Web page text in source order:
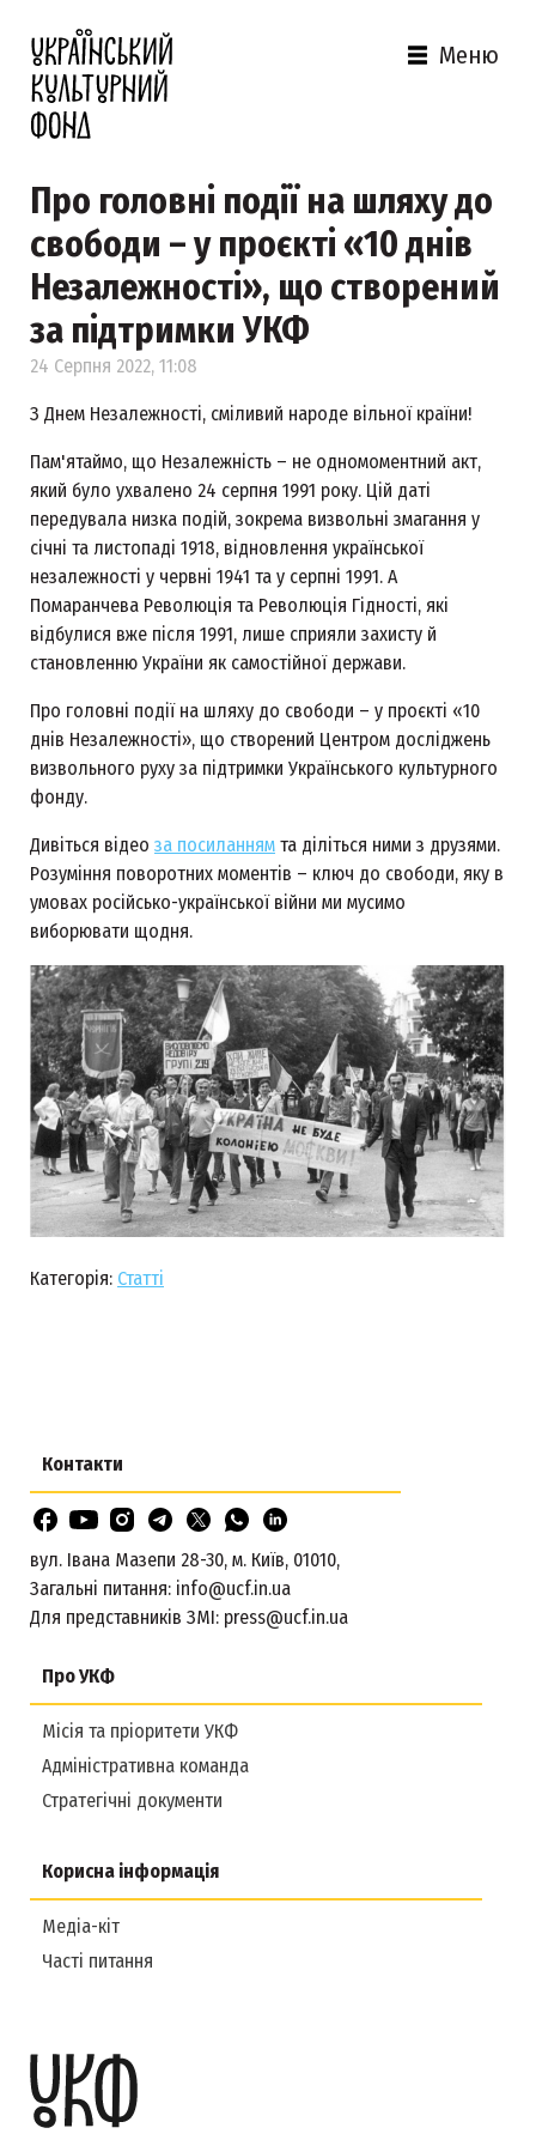
Меню
Про головні події на шляху до
свободи – у проєкті «10 днів
Незалежності», що створений
за підтримки УКФ
24 Серпня 2022, 11:08
З Днем Незалежності, сміливий народе вільної країни!
Пам'ятаймо, що Незалежність – не одномоментний акт,
який було ухвалено 24 серпня 1991 року. Цій даті
передувала низка подій, зокрема визвольні змагання у
січні та листопаді 1918, відновлення української
незалежності у червні 1941 та у серпні 1991. А
Помаранчева Революція та Революція Гідності, які
відбулися вже після 1991, лише сприяли захисту й
становленню України як самостійної держави.
Про головні події на шляху до свободи – у проєкті «10
днів Незалежності», що створений Центром досліджень
визвольного руху за підтримки Українського культурного
фонду.
Дивіться відео за посиланням та діліться ними з друзями.
Розуміння поворотних моментів – ключ до свободи, яку в
умовах російсько-української війни ми мусимо
виборювати щодня.
Категорія: Статті
Про УКФ
Місія та пріоритети УКФ
Адміністративна команда
Стратегічні документи
Корисна інформація
Медіа-кіт
Часті питання
Контакти
вул. Івана Мазепи 28-30, м. Київ, 01010,
Загальні питання: info@ucf.in.ua
Для представників ЗМІ: press@ucf.in.ua